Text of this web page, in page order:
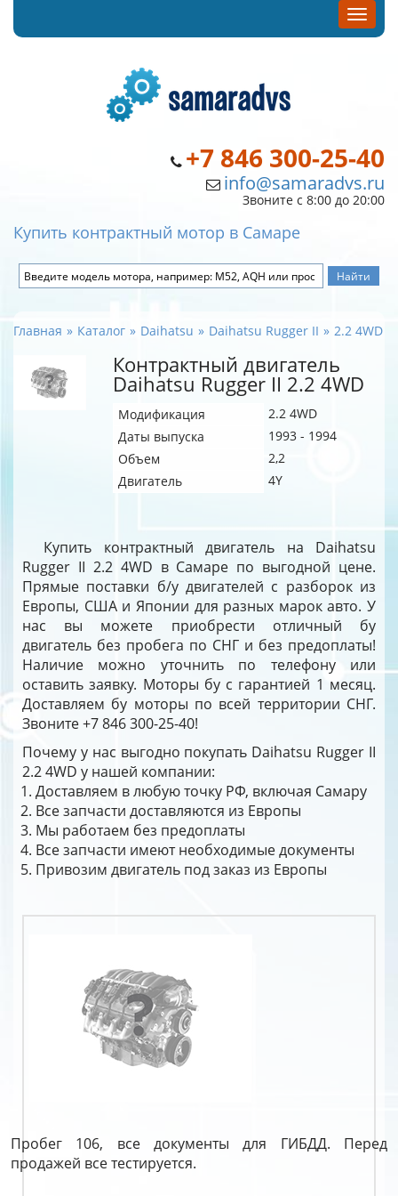
+7 846 300-25-40
info@samaradvs.ru
Звоните с 8:00 до 20:00
Купить контрактный мотор в Самаре
Главная Каталог Daihatsu Daihatsu Rugger II 2.2 4WD
Контрактный двигатель
Daihatsu Rugger II 2.2 4WD
Модификация
2.2 4WD
Даты выпуска
1993 - 1994
Объем
2,2
Двигатель
4Y
Купить контрактный двигатель на Daihatsu
Rugger II 2.2 4WD в Самаре по выгодной цене.
Прямые поставки б/у двигателей с разборок из
Европы, США и Японии для разных марок авто. У
нас вы можете приобрести отличный бу
двигатель без пробега по СНГ и без предоплаты!
Наличие можно уточнить по телефону или
оставить заявку. Моторы бу с гарантией 1 месяц.
Доставляем бу моторы по всей территории СНГ.
Звоните +7 846 300-25-40!
Почему у нас выгодно покупать Daihatsu Rugger II
2.2 4WD у нашей компании:
Доставляем в любую точку РФ, включая Самару
Все запчасти доставляются из Европы
Мы работаем без предоплаты
Все запчасти имеют необходимые документы
Привозим двигатель под заказ из Европы
Пробег 106, все документы для ГИБДД. Перед
продажей все тестируется.